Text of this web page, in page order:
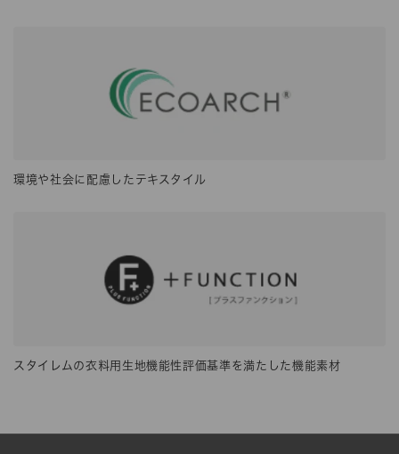
環境や社会に配慮したテキスタイル
スタイレムの衣料用生地機能性評価基準を満たした機能素材